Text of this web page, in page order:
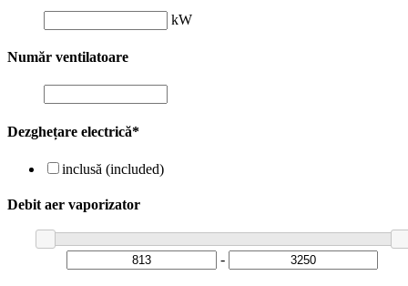
kW
Număr ventilatoare
Dezghețare electrică*
inclusă (included)
Debit aer vaporizator
-